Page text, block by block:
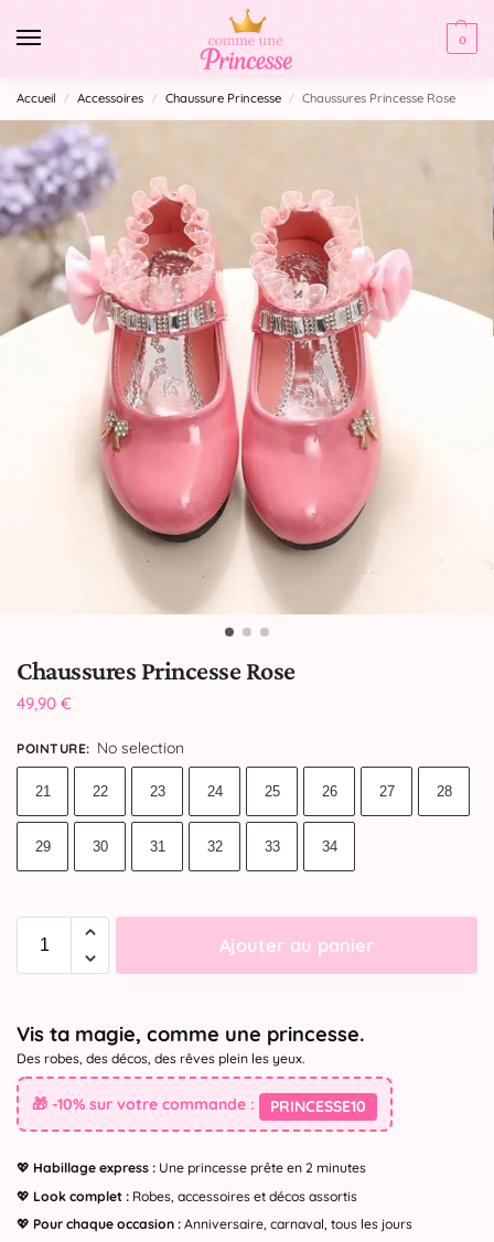
0
Accueil / Accessoires / Chaussure Princesse / Chaussures Princesse Rose
Chaussures Princesse Rose
49,90 €
POINTURE: No selection
21 22 23 24 25 26 27 28
29 30 31 32 33 34
Ajouter au panier
Vis ta magie, comme une princesse.
Des robes, des décos, des rêves plein les yeux.
🎁 -10% sur votre commande : PRINCESSE10
💖 Habillage express : Une princesse prête en 2 minutes
💖 Look complet : Robes, accessoires et décos assortis
💖 Pour chaque occasion : Anniversaire, carnaval, tous les jours